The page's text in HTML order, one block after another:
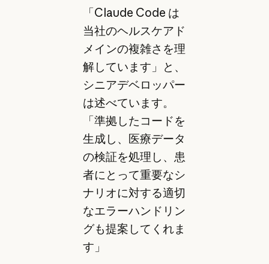
「Claude Code は
当社のヘルスケアド
メインの複雑さを理
解しています」と、
シニアデベロッパー
は述べています。
「準拠したコードを
生成し、医療データ
の検証を処理し、患
者にとって重要なシ
ナリオに対する適切
なエラーハンドリン
グも提案してくれま
す」